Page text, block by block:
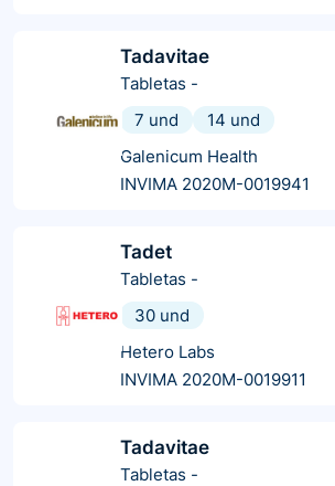
Tadavitae
Tabletas -
7 und
14 und
Galenicum Health
INVIMA 2020M-0019941
Tadet
Tabletas -
30 und
Hetero Labs
INVIMA 2020M-0019911
Tadavitae
Tabletas -